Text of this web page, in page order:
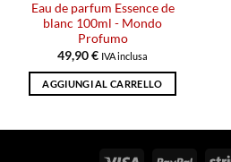
Eau de parfum Essence de
blanc 100ml - Mondo
Profumo
49,90€ IVA inclusa
AGGIUNGI AL CARRELLO